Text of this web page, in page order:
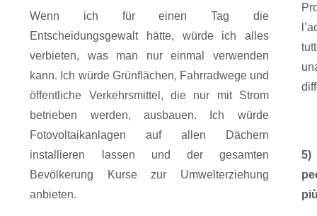
Wenn ich für einen Tag die
Entscheidungsgewalt hätte, würde ich alles
verbieten, was man nur einmal verwenden
kann. Ich würde Grünflächen, Fahrradwege und
öffentliche Verkehrsmittel, die nur mit Strom
betrieben werden, ausbauen. Ich würde
Fotovoltaikanlagen auf allen Dächern
installieren lassen und der gesamten
Bevölkerung Kurse zur Umwelterziehung
anbieten.